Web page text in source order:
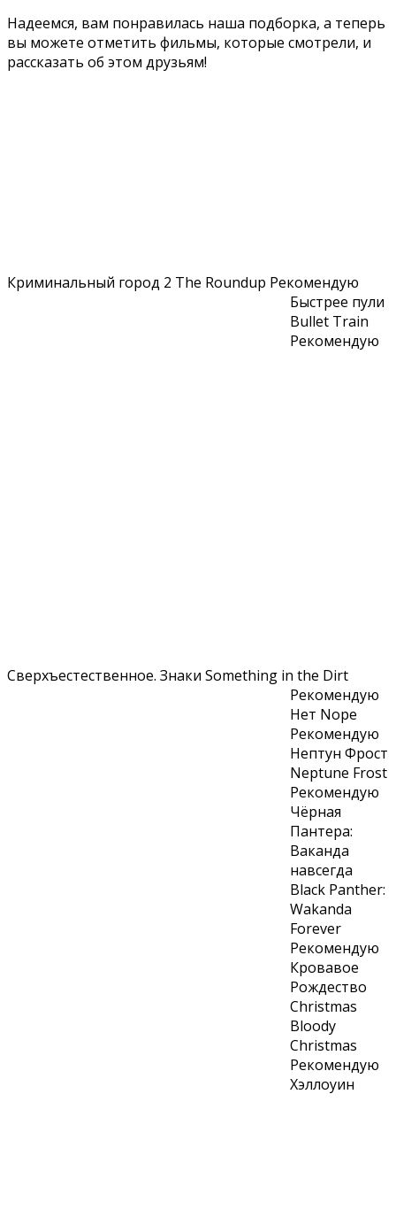
Надеемся, вам понравилась наша подборка, а теперь
вы можете отметить фильмы, которые смотрели, и
рассказать об этом друзьям!
Криминальный город 2 The Roundup Рекомендую
Быстрее пули
Bullet Train
Рекомендую
Сверхъестественное. Знаки Something in the Dirt
Рекомендую
Нет Nope
Рекомендую
Нептун Фрост
Neptune Frost
Рекомендую
Чёрная
Пантера:
Ваканда
навсегда
Black Panther:
Wakanda
Forever
Рекомендую
Кровавое
Рождество
Christmas
Bloody
Christmas
Рекомендую
Хэллоуин